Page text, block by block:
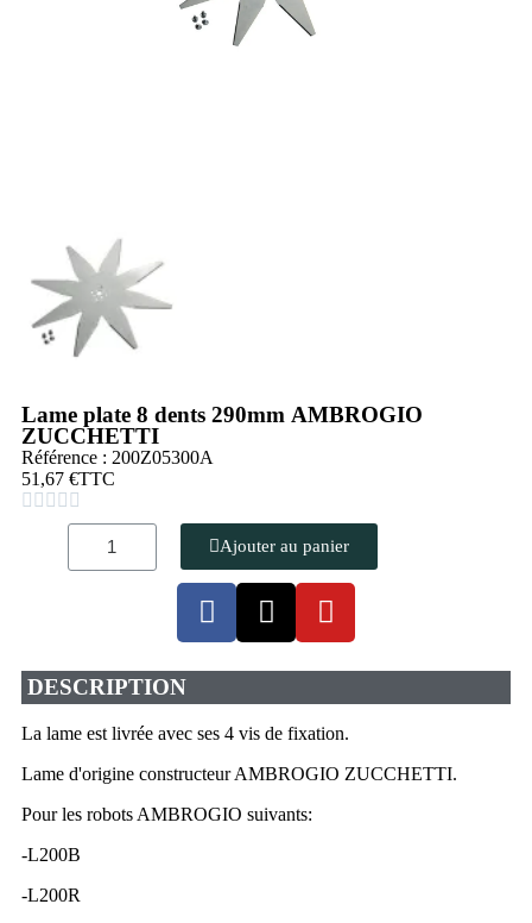
Lame plate 8 dents 290mm AMBROGIO
ZUCCHETTI
Référence : 200Z05300A
51,67 €TTC
    
Ajouter au panier
DESCRIPTION
La lame est livrée avec ses 4 vis de fixation.
Lame d'origine constructeur AMBROGIO ZUCCHETTI.
Pour les robots AMBROGIO suivants:
-L200B
-L200R